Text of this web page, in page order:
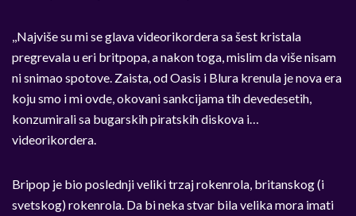
,,Najviše su mi se glava videorikordera sa šest kristala
pregrevala u eri britpopa, a nakon toga, mislim da više nisam
ni snimao spotove. Zaista, od Oasis i Blura krenula je nova era
koju smo i mi ovde, okovani sankcijama tih devedesetih,
konzumirali sa bugarskih piratskih diskova i…
videorikordera.
Bripop je bio poslednji veliki trzaj rokenrola, britanskog (i
svetskog) rokenrola. Da bi neka stvar bila velika mora imati